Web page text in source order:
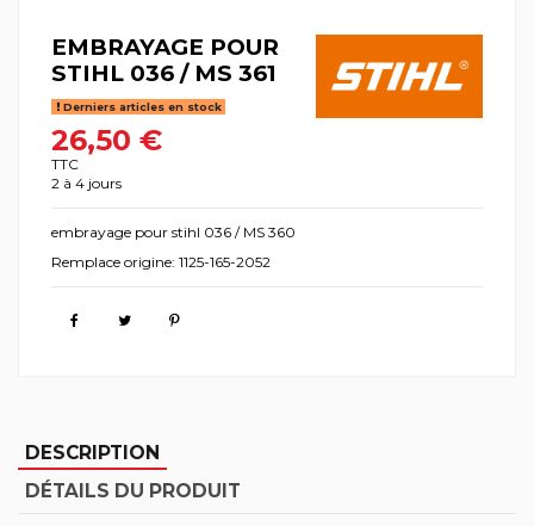
EMBRAYAGE POUR
STIHL 036 / MS 361
Derniers articles en stock
26,50 €
TTC
2 à 4 jours
embrayage pour stihl 036 / MS 360
Remplace origine: 1125-165-2052
DESCRIPTION
DÉTAILS DU PRODUIT